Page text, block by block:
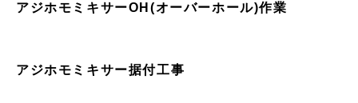
アジホモミキサーOH(オーバーホール)作業
アジホモミキサー据付工事